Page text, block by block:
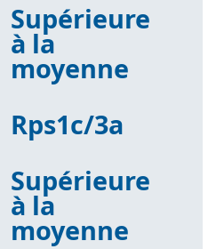
Valeur
Supérieure
à la
moyenne
Rps1c/3a
Supérieure
à la
moyenne